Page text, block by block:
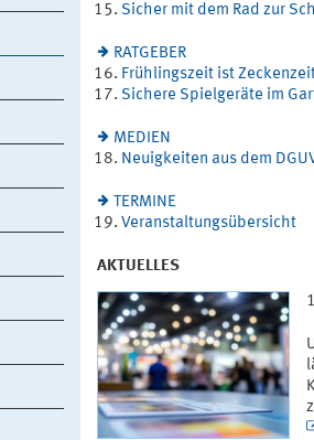
Sicher mit dem Rad zur
RATGEBER
Frühlingszeit ist
Sichere Spielgeräte im
MEDIEN
Neuigkeiten aus dem
TERMINE
Veranstaltungsübersicht
AKTUELLES